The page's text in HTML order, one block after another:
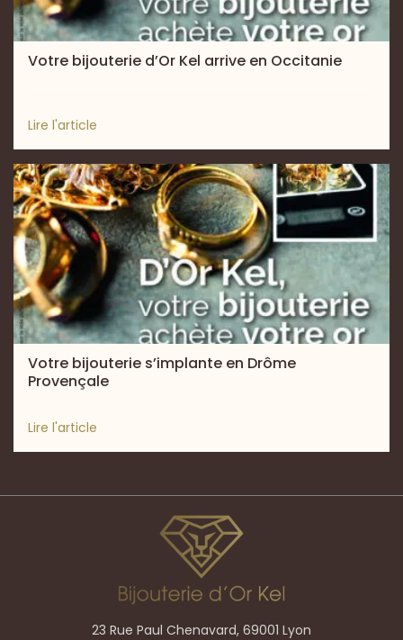
Votre bijouterie d’Or Kel arrive en Occitanie
Lire l'article
Votre bijouterie s’implante en Drôme
Provençale
Lire l'article
23 Rue Paul Chenavard, 69001 Lyon